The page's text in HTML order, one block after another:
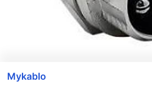
Mykablo